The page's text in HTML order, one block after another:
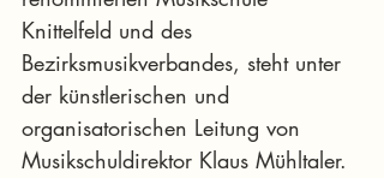
Knittelfeld und des
Bezirksmusikverbandes, steht unter
der künstlerischen und
organisatorischen Leitung von
Musikschuldirektor Klaus Mühltaler.